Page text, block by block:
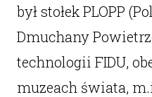
był stołek PLOPP
Dmuchany
technologii FIDU,
muzeach świata,